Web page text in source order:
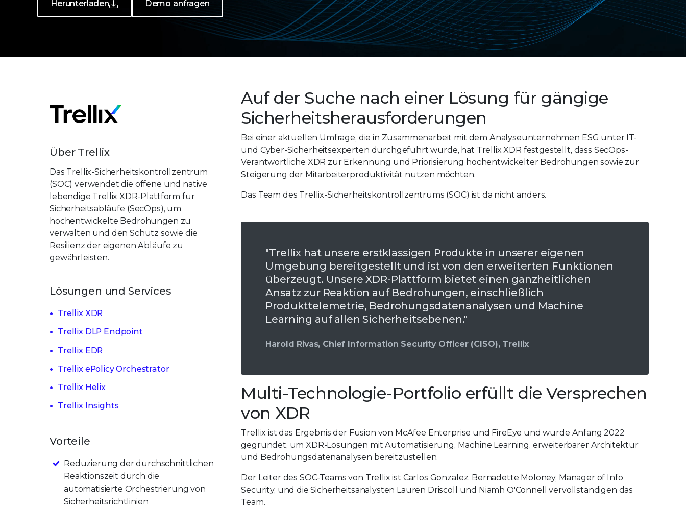
Herunterladen Demo anfragen
Über Trellix
Das Trellix-Sicherheitskontrollzentrum
(SOC) verwendet die offene und native
lebendige Trellix XDR-Plattform für
Sicherheitsabläufe (SecOps), um
hochentwickelte Bedrohungen zu
verwalten und den Schutz sowie die
Resilienz der eigenen Abläufe zu
gewährleisten.
Lösungen und Services
Trellix XDR
Trellix DLP Endpoint
Trellix EDR
Trellix ePolicy Orchestrator
Trellix Helix
Trellix Insights
Vorteile
Reduzierung der durchschnittlichen
Reaktionszeit durch die
automatisierte Orchestrierung von
Sicherheitsrichtlinien
Auf der Suche nach einer Lösung für gängige
Sicherheitsherausforderungen
Bei einer aktuellen Umfrage, die in Zusammenarbeit mit dem Analyseunternehmen ESG unter IT-
und Cyber-Sicherheitsexperten durchgeführt wurde, hat Trellix XDR festgestellt, dass SecOps-
Verantwortliche XDR zur Erkennung und Priorisierung hochentwickelter Bedrohungen sowie zur
Steigerung der Mitarbeiterproduktivität nutzen möchten.
Das Team des Trellix-Sicherheitskontrollzentrums (SOC) ist da nicht anders.
"Trellix hat unsere erstklassigen Produkte in unserer eigenen
Umgebung bereitgestellt und ist von den erweiterten Funktionen
überzeugt. Unsere XDR-Plattform bietet einen ganzheitlichen
Ansatz zur Reaktion auf Bedrohungen, einschließlich
Produkttelemetrie, Bedrohungsdatenanalysen und Machine
Learning auf allen Sicherheitsebenen."
Harold Rivas, Chief Information Security Officer (CISO), Trellix
Multi-Technologie-Portfolio erfüllt die Versprechen
von XDR
Trellix ist das Ergebnis der Fusion von McAfee Enterprise und FireEye und wurde Anfang 2022
gegründet, um XDR-Lösungen mit Automatisierung, Machine Learning, erweiterbarer Architektur
und Bedrohungsdatenanalysen bereitzustellen.
Der Leiter des SOC-Teams von Trellix ist Carlos Gonzalez. Bernadette Moloney, Manager of Info
Security, und die Sicherheitsanalysten Lauren Driscoll und Niamh O'Connell vervollständigen das
Team.